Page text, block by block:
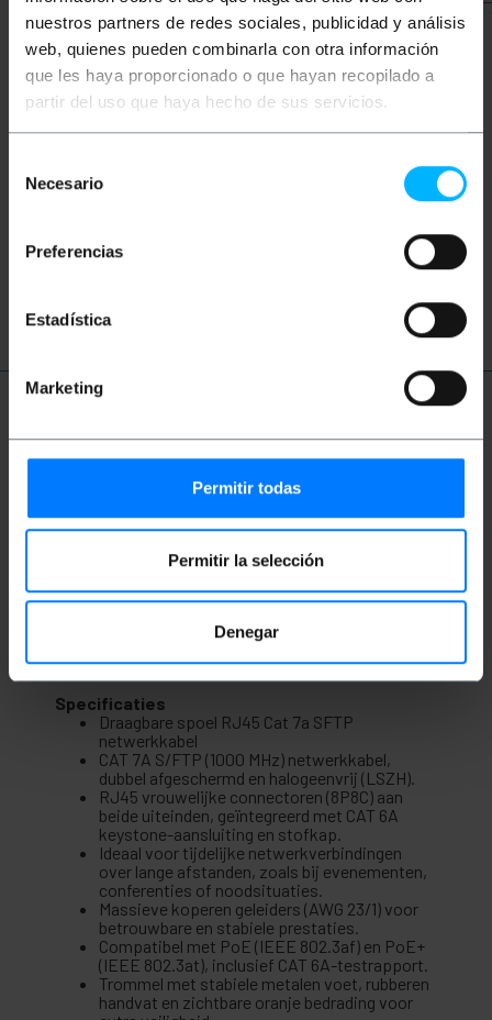
nuestros partners de redes sociales, publicidad y análisis
web, quienes pueden combinarla con otra información
que les haya proporcionado o que hayan recopilado a
partir del uso que haya hecho de sus servicios.
Necesario
Preferencias
Estadística
Marketing
Permitir todas
Permitir la selección
Denegar
VOORRAAD IS
VOORRAAD IS
Keywords
Heeft u niet gevonden wat u zocht? Deze
RJ45
Draagbare RJ45-netwerkkabelhaspel, ideaal voor
tijdelijke of noodinstallaties tijdens evenementen,
presentaties, beurzen of trainingen. De haspel is
voorzien van een dubbel afgeschermde,
halogeenvrije Category 7A-kabel, gemonteerd op
een stevige, gemakkelijk te vervoeren haspel.
Specificaties
Draagbare spoel RJ45 Cat 7a SFTP
netwerkkabel
CAT 7A S/FTP (1000 MHz) netwerkkabel,
dubbel afgeschermd en halogeenvrij (LSZH).
RJ45 vrouwelijke connectoren (8P8C) aan
beide uiteinden, geïntegreerd met CAT 6A
keystone-aansluiting en stofkap.
Ideaal voor tijdelijke netwerkverbindingen
over lange afstanden, zoals bij evenementen,
conferenties of noodsituaties.
Massieve koperen geleiders (AWG 23/1) voor
betrouwbare en stabiele prestaties.
Compatibel met PoE (IEEE 802.3af) en PoE+
(IEEE 802.3at), inclusief CAT 6A-testrapport.
Trommel met stabiele metalen voet, rubberen
handvat en zichtbare oranje bedrading voor